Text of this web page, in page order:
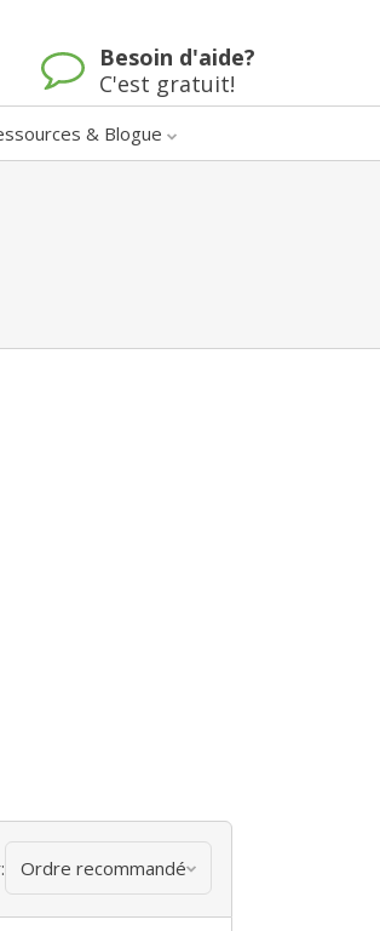
Besoin d'aide?
C'est gratuit!
& Blogue
Ordre recommandé